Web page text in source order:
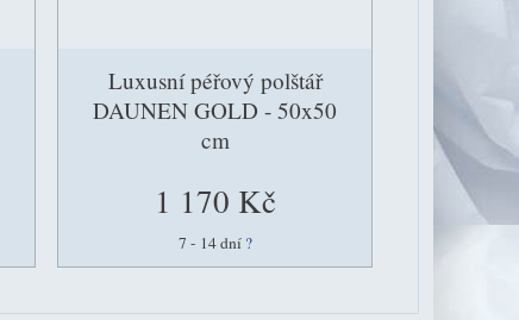
Luxusní péřový polštář
DAUNEN GOLD - 50x50
cm
1 170 Kč
7 - 14 dní ?